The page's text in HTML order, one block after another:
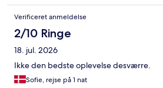
Verificeret anmeldelse
2/10 Ringe
18. jul. 2026
Ikke den bedste oplevelse desværre.
Sofie, rejse på 1 nat